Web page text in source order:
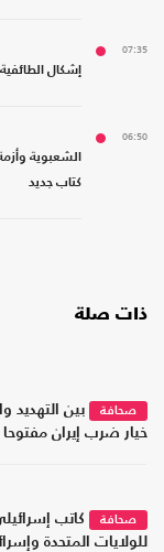
07:35
إشكال
06:50
الشعبوية
كتاب جديد
ذات صلة
صحافة
بين
خيار ضرب إيران مفتوحا
صحافة
كاتب
للولايات المتحدة